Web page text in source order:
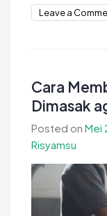
Leave a
Cara
Dimasak
Posted on Mei
Risyamsu